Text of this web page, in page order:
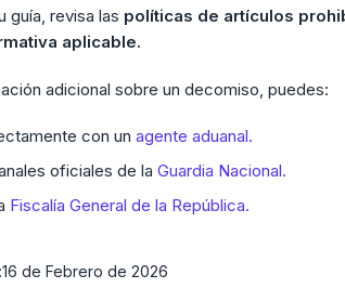
guía, revisa las políticas de artículos
aplicable.
adicional sobre un decomiso, puedes:
con un agente aduanal.
oficiales de la Guardia Nacional.
Fiscalía General de la República.
16 de Febrero de 2026